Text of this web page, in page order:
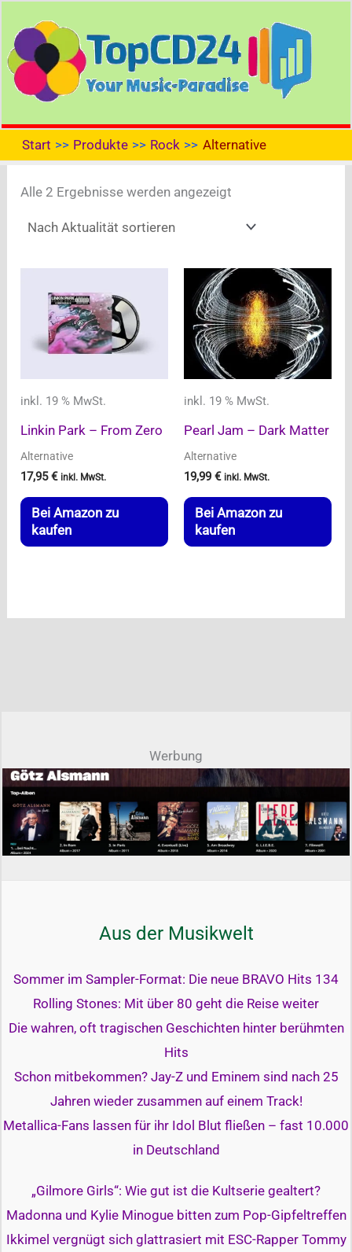
Inhalt
springen
Start Produkte Rock Alternative
Alle 2 Ergebnisse werden angezeigt
inkl. 19 % MwSt.
Linkin Park – From Zero
Alternative
17,95€ inkl. MwSt.
Bei Amazon zu
kaufen
inkl. 19 % MwSt.
Pearl Jam – Dark Matter
Alternative
19,99 € inkl. MwSt.
Bei Amazon zu
kaufen
Werbung
Aus der Musikwelt
Sommer im Sampler-Format: Die neue BRAVO Hits 134
Rolling Stones: Mit über 80 geht die Reise weiter
Die wahren, oft tragischen Geschichten hinter berühmten
Hits
Schon mitbekommen? Jay-Z und Eminem sind nach 25
Jahren wieder zusammen auf einem Track!
Metallica-Fans lassen für ihr Idol Blut fließen – fast 10.000
in Deutschland
„Gilmore Girls“: Wie gut ist die Kultserie gealtert?
Madonna und Kylie Minogue bitten zum Pop-Gipfeltreffen
Ikkimel vergnügt sich glattrasiert mit ESC-Rapper Tommy